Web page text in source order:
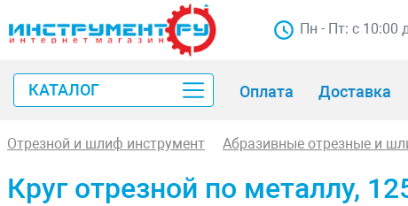
Пн - Пт: с 10:00
КАТАЛОГ Оплата Доставка
Отрезной и шлиф инструмент Абразивные отрезные и
Круг отрезной по металлу,